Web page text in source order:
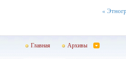
«
Главная Архивы